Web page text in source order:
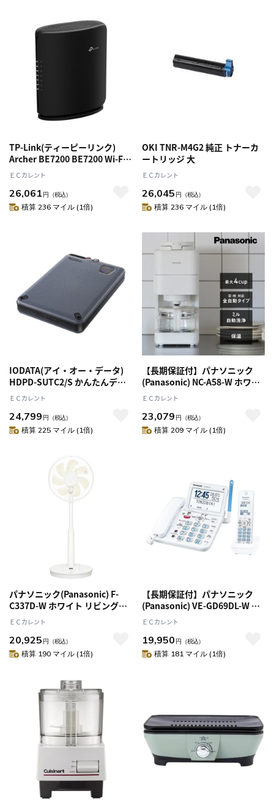
TP-Link(ティーピーリンク)
Archer BE7200 BE7200 Wi-Fi
7(be) 5764+1376Mbps IPv6 デ
ュアルバンド対応 Wi-Fiルータ
ー 10Gbps WAN/LANx1、
2.5Gbps WAN/LANx1
ＥＣカレント
26,061 円 （税込）
積算 236 マイル (1倍)
OKI TNR-M4G2 純正 トナーカ
ートリッジ 大
ＥＣカレント
26,045 円 （税込）
積算 236 マイル (1倍)
IODATA(アイ・オー・データ)
HDPD-SUTC2/S かんたんデー
タ移行アプリ内蔵 ポータブル
ＥＣカレント
24,799 円 （税込）
積算 225 マイル (1倍)
【長期保証付】パナソニック
(Panasonic) NC-A58-W ホワイ
ト 全自動コーヒーメーカーミル
る 全自動 苦味 コク デカフェ コ
ンパクトボディ
ＥＣカレント
23,079 円 （税込）
積算 209 マイル (1倍)
パナソニック(Panasonic) F-
C337D-W ホワイト リビング扇
1/f ゆらぎ DCモーター 7枚羽
根 30cm リモコン付き節電・電
気代対策 心地よい風
ＥＣカレント
20,925 円 （税込）
積算 190 マイル (1倍)
【長期保証付】パナソニック
(Panasonic) VE-GD69DL-W デ
ジタルコードレス電話機 子機1
台付き
ＥＣカレント
19,950 円 （税込）
積算 181 マイル (1倍)